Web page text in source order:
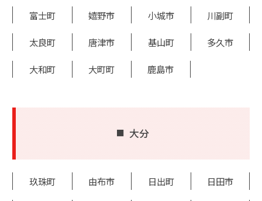
富士町 嬉野市 小城市 川副町
太良町 唐津市 基山町 多久市
大和町 大町町 鹿島市
大分
玖珠町 由布市 日出町 日田市